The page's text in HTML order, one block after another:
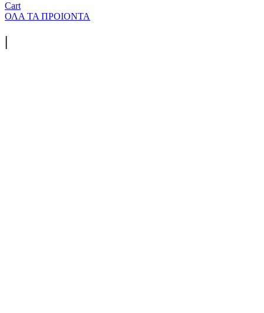
Cart
ΟΛΑ ΤΑ ΠΡΟΙΟΝΤΑ